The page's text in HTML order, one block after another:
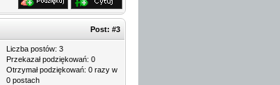
Post: #3
Liczba postów: 3
Przekazał podziękowań: 0
Otrzymał podziękowań: 0 razy w
0 postach